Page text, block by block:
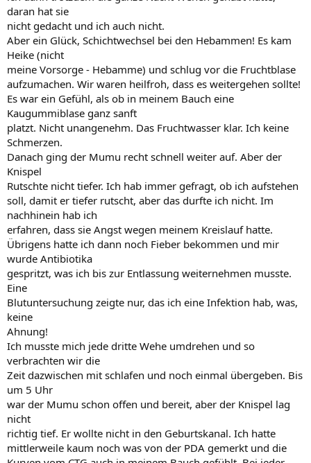
daran hat sie
nicht gedacht und ich auch nicht.
Aber ein Glück, Schichtwechsel bei den Hebammen! Es kam
Heike (nicht
meine Vorsorge - Hebamme) und schlug vor die Fruchtblase
aufzumachen. Wir waren heilfroh, dass es weitergehen sollte!
Es war ein Gefühl, als ob in meinem Bauch eine
Kaugummiblase ganz sanft
platzt. Nicht unangenehm. Das Fruchtwasser klar. Ich keine
Schmerzen.
Danach ging der Mumu recht schnell weiter auf. Aber der
Knispel
Rutschte nicht tiefer. Ich hab immer gefragt, ob ich aufstehen
soll, damit er tiefer rutscht, aber das durfte ich nicht. Im
nachhinein hab ich
erfahren, dass sie Angst wegen meinem Kreislauf hatte.
Übrigens hatte ich dann noch Fieber bekommen und mir
wurde Antibiotika
gespritzt, was ich bis zur Entlassung weiternehmen musste.
Eine
Blutuntersuchung zeigte nur, das ich eine Infektion hab, was,
keine
Ahnung!
Ich musste mich jede dritte Wehe umdrehen und so
verbrachten wir die
Zeit dazwischen mit schlafen und noch einmal übergeben. Bis
um 5 Uhr
war der Mumu schon offen und bereit, aber der Knispel lag
nicht
richtig tief. Er wollte nicht in den Geburtskanal. Ich hatte
mittlerweile kaum noch was von der PDA gemerkt und die